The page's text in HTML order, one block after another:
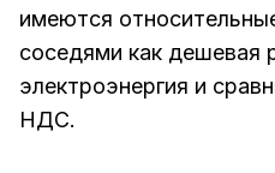
имеются
соседями как дешевая
электроэнергия и
НДС.